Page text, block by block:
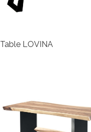
Table LOVINA